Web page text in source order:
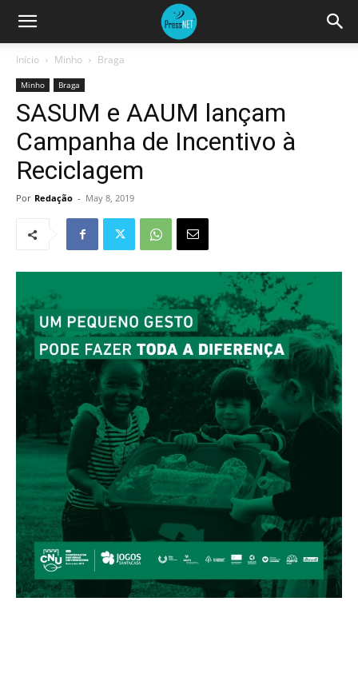
Início Minho Braga
Minho Braga
SASUM e AAUM lançam
Campanha de Incentivo à
Reciclagem
Por Redação - May 8, 2019